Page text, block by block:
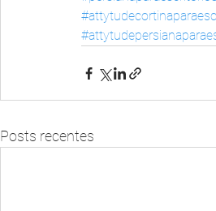
Posts recentes